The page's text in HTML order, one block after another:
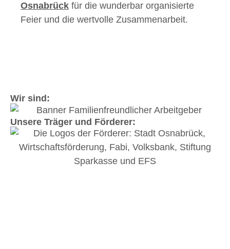
Osnabrück für die wunderbar organisierte
Feier und die wertvolle Zusammenarbeit.
Wir sind:
Unsere Träger und Förderer: